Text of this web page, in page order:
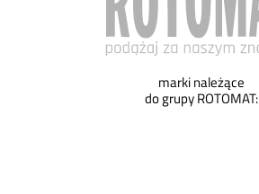
marki należące
do grupy ROTOMAT: